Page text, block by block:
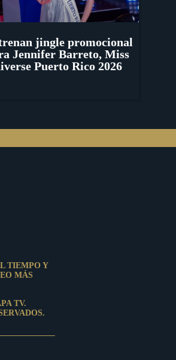
jingle promocional
Jennifer Barreto, Miss
Puerto Rico 2026
TIEMPO Y
MÁS
TV.